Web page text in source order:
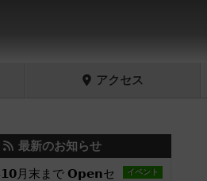
アクセス
最新のお知らせ
イベント
月末まで 𝗢𝗽𝗲𝗻セ